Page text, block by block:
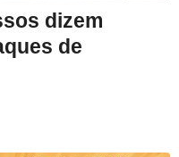
dizem
de